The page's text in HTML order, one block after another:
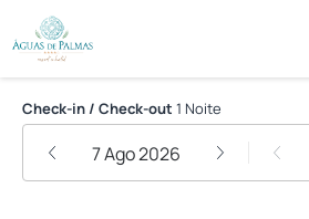
Águas de Palmas
Check-in / Check-out 1 Noite
7 Ago 2026